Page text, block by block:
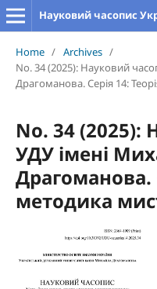
Home / Archives /
No. 34 (2025): Науковий
Драгоманова. Серія 14:
No. 34 (2025):
УДУ імені
Драгоманова.
методика